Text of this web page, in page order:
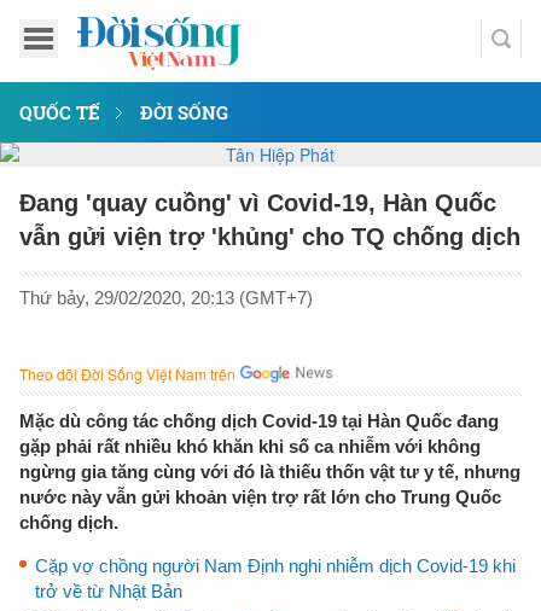
QUỐC TẾ ĐỜI SỐNG
Đang 'quay cuồng' vì Covid-19, Hàn Quốc
vẫn gửi viện trợ 'khủng' cho TQ chống dịch
Thứ bảy, 29/02/2020, 20:13 (GMT+7)
Theo dõi Đời Sống Việt Nam trên
Mặc dù công tác chống dịch Covid-19 tại Hàn Quốc đang
gặp phải rất nhiều khó khăn khi số ca nhiễm với không
ngừng gia tăng cùng với đó là thiếu thốn vật tư y tế, nhưng
nước này vẫn gửi khoản viện trợ rất lớn cho Trung Quốc
chống dịch.
Cặp vợ chồng người Nam Định nghi nhiễm dịch Covid-19 khi
trở về từ Nhật Bản